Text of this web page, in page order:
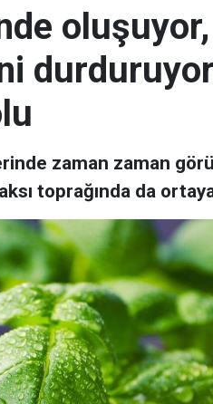
zaman zaman
toprağında da